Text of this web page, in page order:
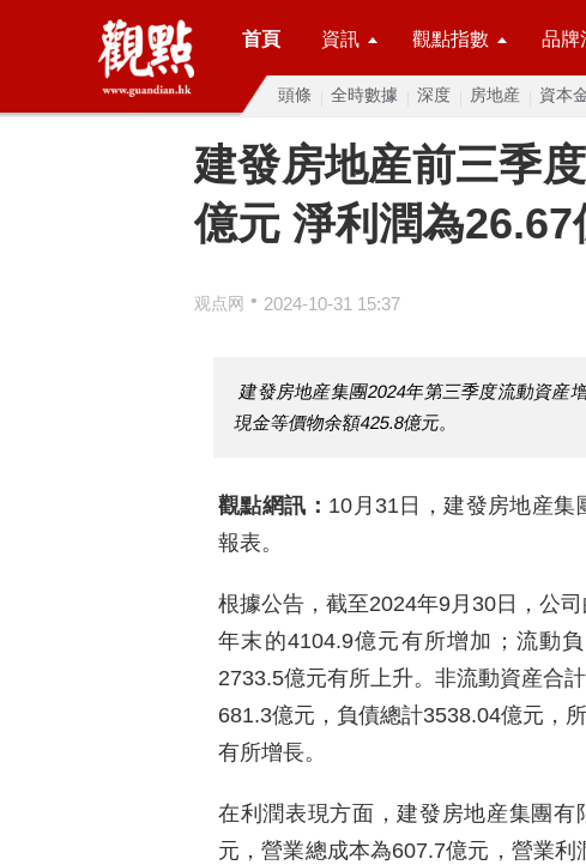
首頁 資訊 觀點指數 品牌
頭條 全時數據 深度 房地産 資本
建發房地産前三季
億元 淨利潤為26.67
观点网 • 2024-10-31 15:37
建發房地産集團2024年第三季度流動資産
現金等價物余額425.8億元。
觀點網訊： 10月31日，建發房地産集
報表。
根據公告，截至2024年9月30日，公
年末的4104.9億元有所增加；流動
2733.5億元有所上升。非流動資産合
681.3億元，負債總計3538.04億元，
有所增長。
在利潤表現方面，建發房地産集團
元，營業總成本為607.7億元，營業利